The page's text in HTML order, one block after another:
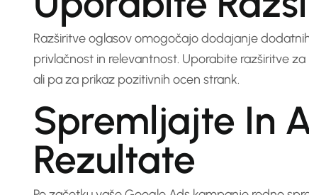
Razširitve oglasov omogočajo dodajanje
privlačnost in relevantnost. Uporabite razširitve
ali pa za prikaz pozitivnih ocen strank.
Spremljajte In
Rezultate